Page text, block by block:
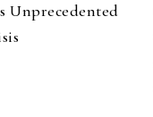
Unprecedented